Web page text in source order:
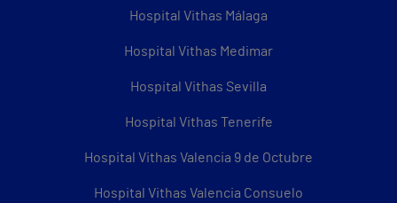
Hospital Vithas Málaga
Hospital Vithas Medimar
Hospital Vithas Sevilla
Hospital Vithas Tenerife
Hospital Vithas Valencia 9 de Octubre
Hospital Vithas Valencia Consuelo